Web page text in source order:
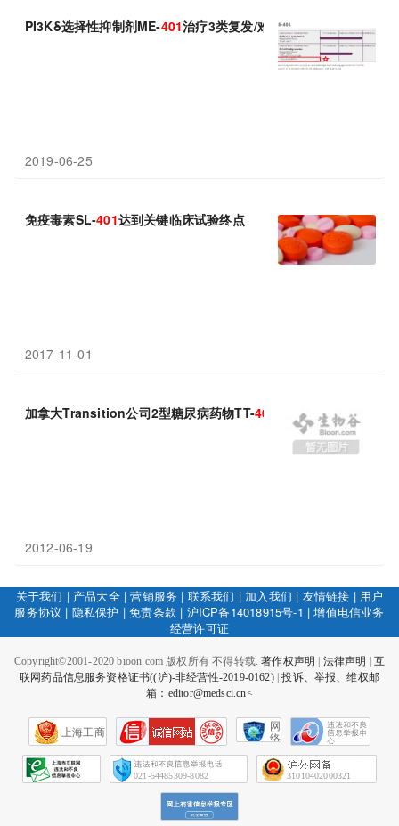
PI3Kδ选择性抑制剂ME-401治疗3类复发/难治患者总缓解率达75-
2019-06-25
免疫毒素SL-401达到关键临床试验终点
2017-11-01
加拿大Transition公司2型糖尿病药物TT-401 I期临床试验获积极
2012-06-19
关于我们 | 产品大全|营销服务 | 联系我们 | 加入我们 | 友情链接 | 用户
服务协议 | 隐私保护 |免责条款 | 沪ICP备14018915号-1 |增值电信业务
经营许可证
Copyright©2001-2020 bioon.com 版权所有 不得转载.著作权声明 法律声明
互
联网药品信息服务资格证书((沪)-非经营性-2019-0162)|投诉、举报、维权邮
箱：editor@medsci.cn<
上海工商
网
络
会
征
021-54485309-8082 31010402000321